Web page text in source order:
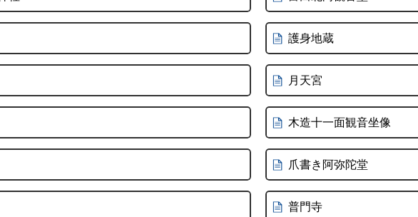
護身地蔵
月天宮
木造十一面観音坐像
爪書き阿弥陀堂
普門寺